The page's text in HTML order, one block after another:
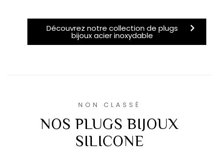
Découvrez notre collection de plugs
bijoux acier inoxydable
NON CLASSÉ
NOS PLUGS BIJOUX
SILICONE